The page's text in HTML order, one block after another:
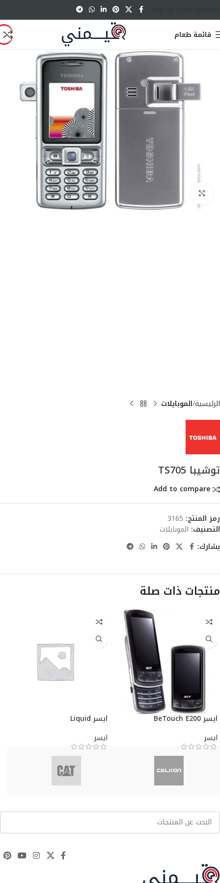
قائمة طعام
الرئيسية الموبايلات
توشيبا TS705
Add to compare
رمز المنتج: 3165
التصنيف: الموبايلات
يشارك:
منتجات ذات صلة
ايسر BeTouch E200
ايسر
ايسر Liquid
ايسر